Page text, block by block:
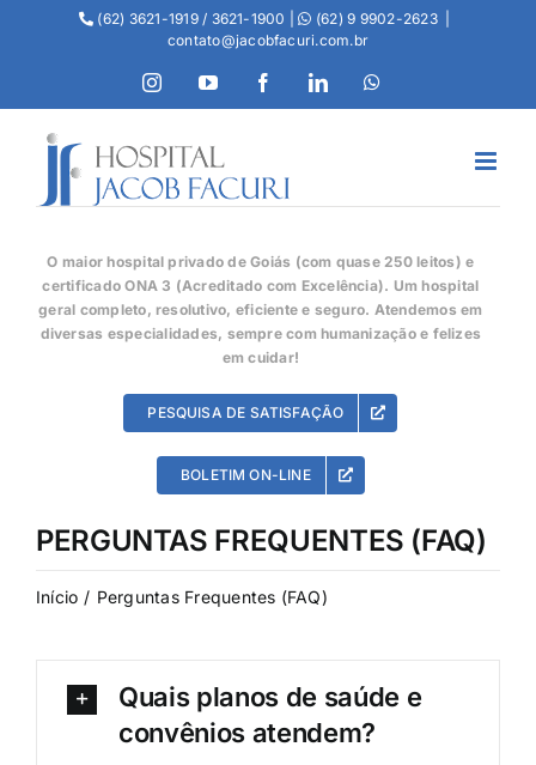
(62) 3621-1919 / 3621-1900 | (62) 9 9902-2623
contato@jacobfacuri.com.br
O maior hospital privado de Goiás (com quase 250 leitos) e
certificado ONA 3 (Acreditado com Excelência). Um hospital
geral completo, resolutivo, eficiente e seguro. Atendemos em
diversas especialidades, sempre com humanização e felizes
em cuidar!
PESQUISA DE SATISFAÇÃO
BOLETIM ON-LINE
PERGUNTAS FREQUENTES (FAQ)
Início Perguntas Frequentes (FAQ)
Quais planos de saúde e
convênios atendem?